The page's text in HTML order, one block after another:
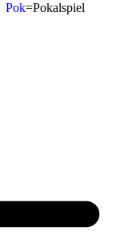
Pok=Pokalspiel